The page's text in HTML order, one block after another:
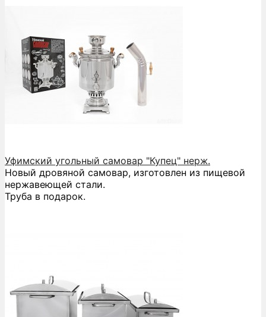
Уфимский угольный самовар "Купец" нерж.
Новый дровяной самовар, изготовлен из пищевой
нержавеющей стали.
Труба в подарок.